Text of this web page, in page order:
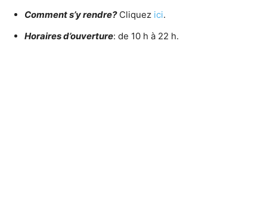
Comment s’y rendre?Cliquez ici.
Horaires d’ouverture: de 10 h à 22 h.